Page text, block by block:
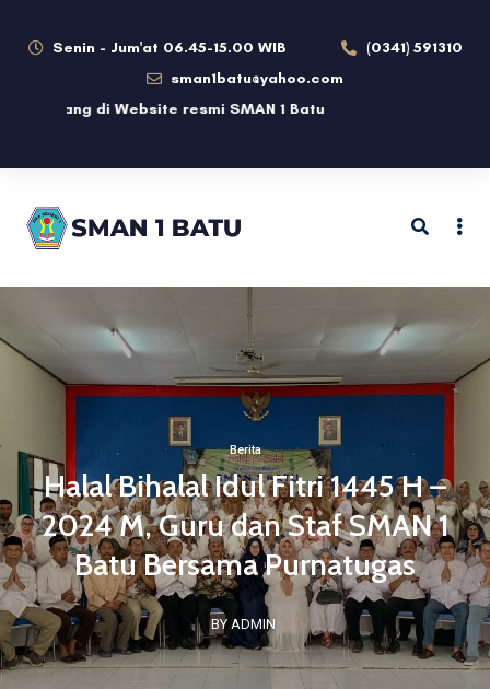
Senin - Jum'at 06.45-15.00 WIB
(0341) 591310
sman1batu@yahoo.com
di Website resmi SMAN 1 Batu
Berita
Halal Bihalal Idul Fitri 1445 H –
2024 M, Guru dan Staf SMAN 1
Batu Bersama Purnatugas
BY ADMIN